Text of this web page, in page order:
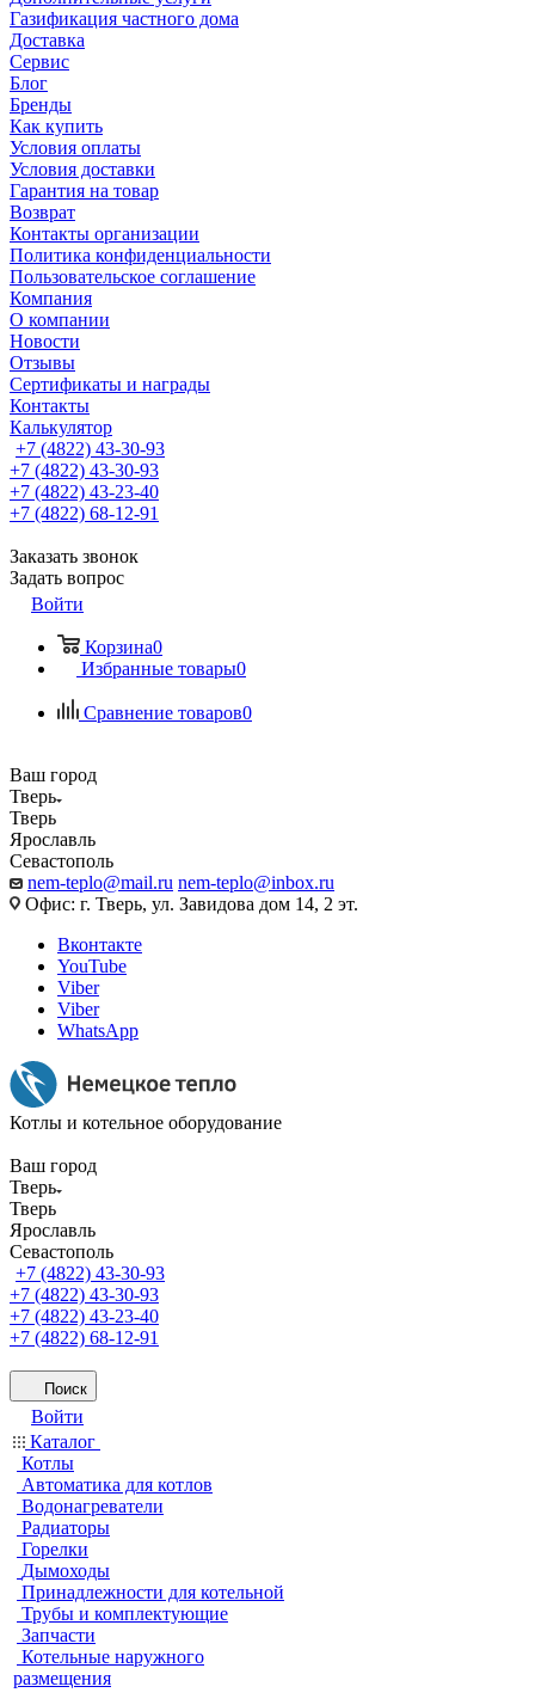
Газификация частного дома
Доставка
Сервис
Блог
Бренды
Как купить
Условия оплаты
Условия доставки
Гарантия на товар
Возврат
Контакты организации
Политика конфиденциальности
Пользовательское соглашение
Компания
О компании
Новости
Отзывы
Сертификаты и награды
Контакты
Калькулятор
+7 (4822) 43-30-93
+7 (4822) 43-30-93
+7 (4822) 43-23-40
+7 (4822) 68-12-91
Заказать звонок
Задать вопрос
Войти
Корзина0
Избранные товары0
Сравнение товаров0
Ваш город
Тверь
Тверь
Ярославль
Севастополь
nem-teplo@mail.ru nem-teplo@inbox.ru
Офис: г. Тверь, ул. Завидова дом 14, 2 эт.
Вконтакте
YouTube
Viber
Viber
WhatsApp
Котлы и котельное оборудование
Ваш город
Тверь
Тверь
Ярославль
Севастополь
+7 (4822) 43-30-93
+7 (4822) 43-30-93
+7 (4822) 43-23-40
+7 (4822) 68-12-91
Поиск
Войти
Каталог
Котлы
Автоматика для котлов
Водонагреватели
Радиаторы
Горелки
Дымоходы
Принадлежности для котельной
Трубы и комплектующие
Запчасти
Котельные наружного
размещения